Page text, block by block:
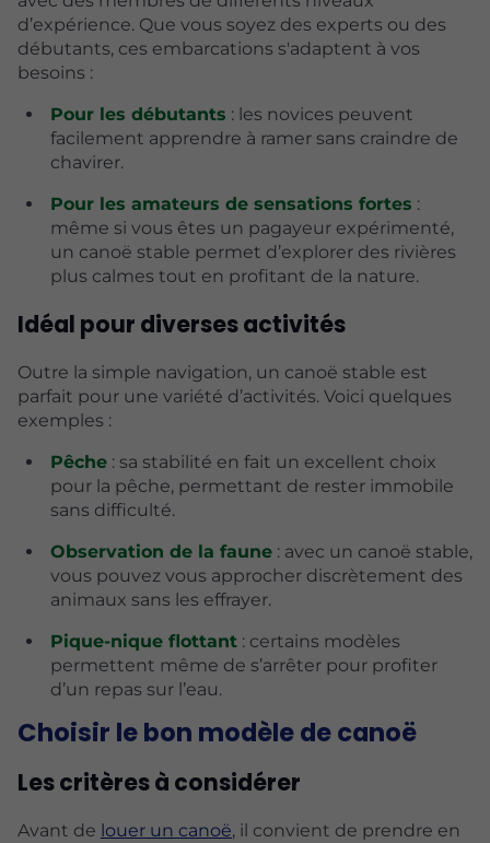
d’expérience. Que vous soyez des experts ou des
débutants, ces embarcations s'adaptent à vos
besoins :
Pour les débutants : les novices peuvent
facilement apprendre à ramer sans craindre de
chavirer.
Pour les amateurs de sensations fortes :
même si vous êtes un pagayeur expérimenté,
un canoë stable permet d’explorer des rivières
plus calmes tout en profitant de la nature.
Idéal pour diverses activités
Outre la simple navigation, un canoë stable est
parfait pour une variété d’activités. Voici quelques
exemples :
Pêche: sa stabilité en fait un excellent choix
pour la pêche, permettant de rester immobile
sans difficulté.
Observation de la faune: avec un canoë stable,
vous pouvez vous approcher discrètement des
animaux sans les effrayer.
Pique-nique flottant: certains modèles
permettent même de s’arrêter pour profiter
d’un repas sur l’eau.
Choisir le bon modèle de canoë
Les critères à considérer
Avant de louer un canoë, il convient de prendre en